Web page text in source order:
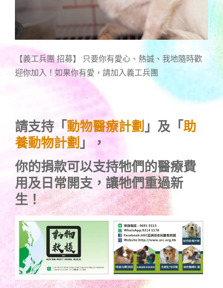
【義工兵團 招募】 只要你有愛心、熱誠、我地隨時歡
迎你加入！如果你有愛，請加入義工兵團
請支持「 動物醫療計劃 」及「 助
養動物計劃 」，
你的捐款可以支持牠們的醫療費
用及日常開支，讓牠們重過新
生！